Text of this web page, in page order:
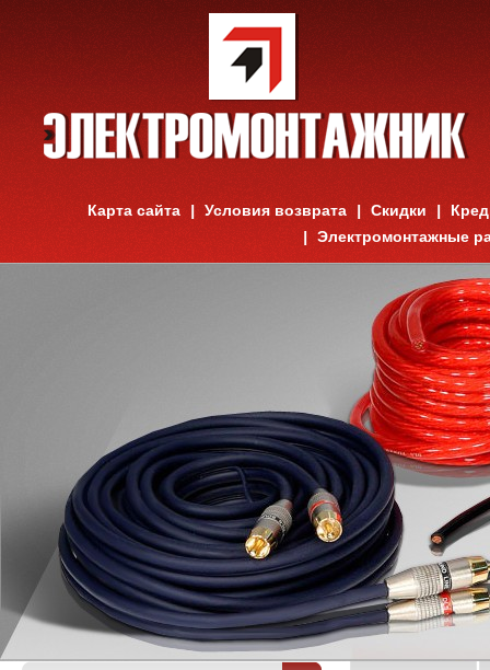
Карта сайта Условия возврата Скидки
Электромонтажные